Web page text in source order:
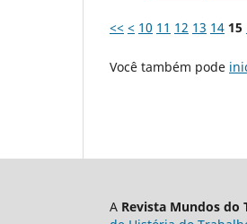
<< < 10 11 12 13 14 15
Você também pode
A Revista Mundos do